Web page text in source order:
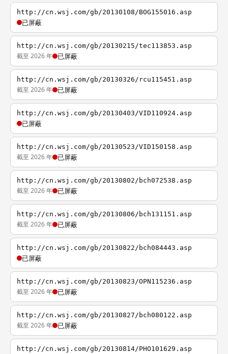
http://cn.wsj.com/gb/20130108/BOG155016.asp
已屏蔽
http://cn.wsj.com/gb/20130215/tec113853.asp
截至 2026 年 已屏蔽
http://cn.wsj.com/gb/20130326/rcu115451.asp
截至 2026 年 已屏蔽
http://cn.wsj.com/gb/20130403/VID110924.asp
已屏蔽
http://cn.wsj.com/gb/20130523/VID150158.asp
截至 2026 年 已屏蔽
http://cn.wsj.com/gb/20130802/bch072538.asp
截至 2026 年 已屏蔽
http://cn.wsj.com/gb/20130806/bch131151.asp
截至 2026 年 已屏蔽
http://cn.wsj.com/gb/20130822/bch084443.asp
已屏蔽
http://cn.wsj.com/gb/20130823/OPN115236.asp
截至 2026 年 已屏蔽
http://cn.wsj.com/gb/20130827/bch080122.asp
截至 2026 年 已屏蔽
http://cn.wsj.com/gb/20130814/PHO101629.asp